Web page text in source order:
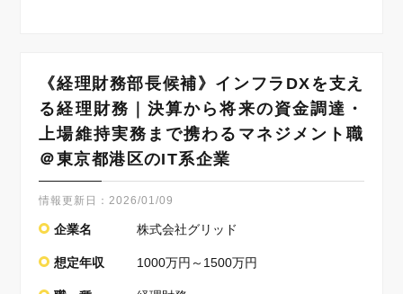
《経理財務部長候補》インフラDXを支え
る経理財務｜決算から将来の資金調達・
上場維持実務まで携わるマネジメント職
＠東京都港区のIT系企業
情報更新日：2026/01/09
企業名 株式会社グリッド
想定年収 1000万円～1500万円